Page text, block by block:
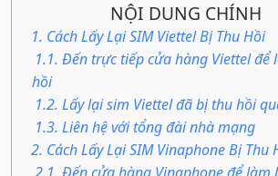
NỘI DUNG CHÍNH
1. Cách Lấy Lại SIM Viettel Bị Thu Hồi
1.1. Đến trực tiếp cửa hàng Viettel để
hồi
1.2. Lấy lại sim Viettel đã bị thu hồi
1.3. Liên hệ với tổng đài nhà mạng
2. Cách Lấy Lại SIM Vinaphone Bị Thu